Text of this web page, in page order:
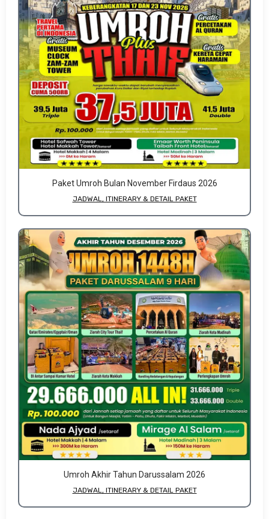
Paket Umroh Bulan November Firdaus 2026
JADWAL, ITINERARY & DETAIL PAKET
Umroh Akhir Tahun Darussalam 2026
JADWAL, ITINERARY & DETAIL PAKET